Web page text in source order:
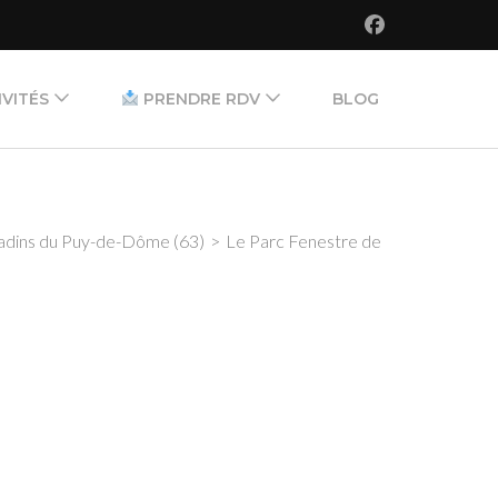
PRENDRE RDV BLOG
du Puy-de-Dôme (63) > Le Parc Fenestre de